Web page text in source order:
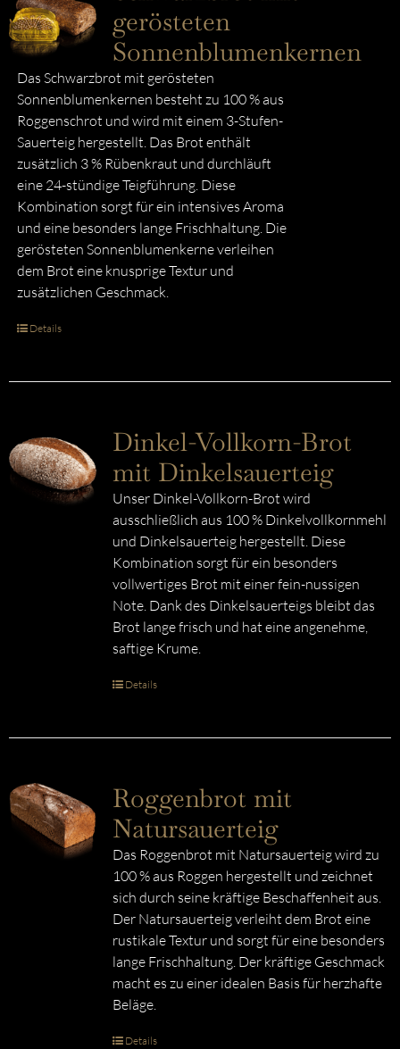
gerösteten
Sonnenblumenkernen
Das Schwarzbrot mit gerösteten
Sonnenblumenkernen besteht zu 100 % aus
Roggenschrot und wird mit einem 3-Stufen-
Sauerteig hergestellt. Das Brot enthält
zusätzlich 3 % Rübenkraut und durchläuft
eine 24-stündige Teigführung. Diese
Kombination sorgt für ein intensives Aroma
und eine besonders lange Frischhaltung. Die
gerösteten Sonnenblumenkerne verleihen
dem Brot eine knusprige Textur und
zusätzlichen Geschmack.
Details
Dinkel-Vollkorn-Brot
mit Dinkelsauerteig
Unser Dinkel-Vollkorn-Brot wird
ausschließlich aus 100 % Dinkelvollkornmehl
und Dinkelsauerteig hergestellt. Diese
Kombination sorgt für ein besonders
vollwertiges Brot mit einer fein-nussigen
Note. Dank des Dinkelsauerteigs bleibt das
Brot lange frisch und hat eine angenehme,
saftige Krume.
Details
Roggenbrot mit
Natursauerteig
Das Roggenbrot mit Natursauerteig wird zu
100 % aus Roggen hergestellt und zeichnet
sich durch seine kräftige Beschaffenheit aus.
Der Natursauerteig verleiht dem Brot eine
rustikale Textur und sorgt für eine besonders
lange Frischhaltung. Der kräftige Geschmack
macht es zu einer idealen Basis für herzhafte
Beläge.
Details